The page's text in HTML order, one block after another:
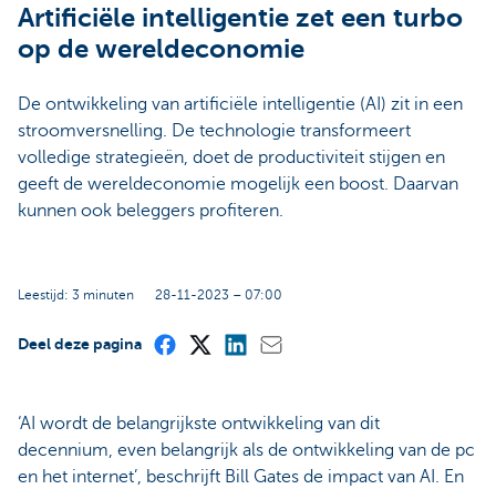
Artificiële intelligentie zet een turbo
op de wereldeconomie
De ontwikkeling van artificiële intelligentie (AI) zit in een
stroomversnelling. De technologie transformeert
volledige strategieën, doet de productiviteit stijgen en
geeft de wereldeconomie mogelijk een boost. Daarvan
kunnen ook beleggers profiteren.
Leestijd: 3 minuten 28-11-2023 – 07:00
Deel deze pagina
‘AI wordt de belangrijkste ontwikkeling van dit
decennium, even belangrijk als de ontwikkeling van de pc
en het internet’, beschrijft Bill Gates de impact van AI. En